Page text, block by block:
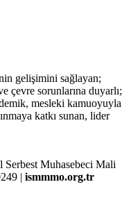
gelişimini sağlayan;
çevre sorunlarına duyarlı;
mesleki kamuoyuyla
katkı sunan, lider
Muhasebeci Mali
| ismmmo.org.tr